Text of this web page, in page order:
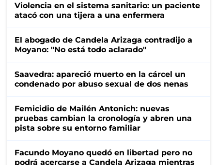
Violencia en el sistema sanitario: un paciente
atacó con una tijera a una enfermera
El abogado de Candela Arizaga contradijo a
Moyano: "No está todo aclarado"
Saavedra: apareció muerto en la cárcel un
condenado por abuso sexual de dos nenas
Femicidio de Mailén Antonich: nuevas
pruebas cambian la cronología y abren una
pista sobre su entorno familiar
Facundo Moyano quedó en libertad pero no
podrá acercarse a Candela Arizaga mientras